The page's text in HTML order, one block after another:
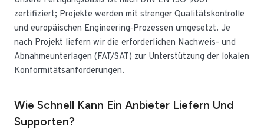
zertifiziert; Projekte werden mit strenger Qualitätskontrolle
und europäischen Engineering‑Prozessen umgesetzt. Je
nach Projekt liefern wir die erforderlichen Nachweis- und
Abnahmeunterlagen (FAT/SAT) zur Unterstützung der lokalen
Konformitätsanforderungen.
Wie Schnell Kann Ein Anbieter Liefern Und
Supporten?